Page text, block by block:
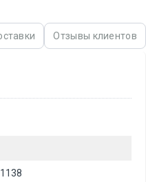
Отзывы клиентов